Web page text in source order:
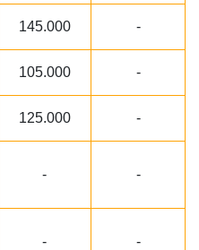
145.000 -
105.000 -
125.000 -
- -
- -